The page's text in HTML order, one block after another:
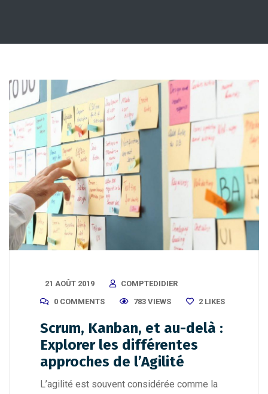
21 AOÛT 2019
COMPTEDIDIER
0 COMMENTS
783 VIEWS 2 LIKES
Scrum, Kanban, et au-delà :
Explorer les différentes
approches de l’Agilité
L’agilité est souvent considérée comme la